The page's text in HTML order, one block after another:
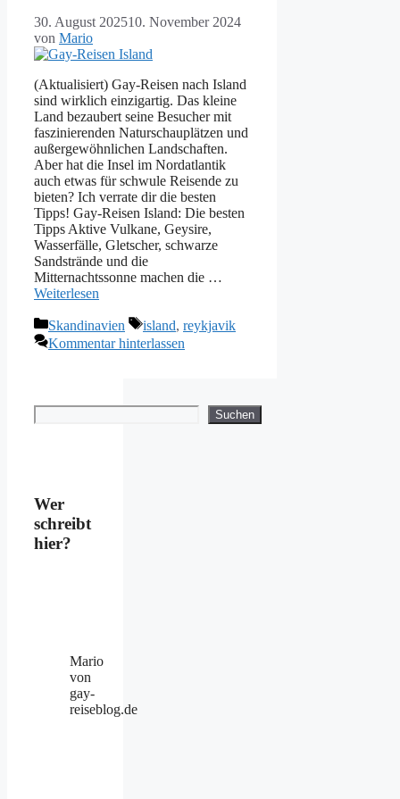
30. August 202510. November 2024
von Mario
(Aktualisiert) Gay-Reisen nach Island
sind wirklich einzigartig. Das kleine
Land bezaubert seine Besucher mit
faszinierenden Naturschauplätzen und
außergewöhnlichen Landschaften.
Aber hat die Insel im Nordatlantik
auch etwas für schwule Reisende zu
bieten? Ich verrate dir die besten
Tipps! Gay-Reisen Island: Die besten
Tipps Aktive Vulkane, Geysire,
Wasserfälle, Gletscher, schwarze
Sandstrände und die
Mitternachtssonne machen die …
Weiterlesen
Kategorien
Skandinavien Schlagwörter
island, reykjavik
Kommentar hinterlassen
Suchen Suchen
Wer
schreibt
hier?
Mario
von
gay-
reiseblog.de